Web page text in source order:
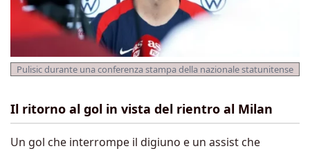
Pulisic durante una conferenza stampa della nazionale statunitense
Il ritorno al gol in vista del rientro al Milan
Un gol che interrompe il digiuno e un assist che